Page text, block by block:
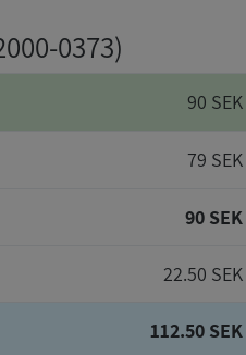
0373)
90 SEK
79 SEK
90 SEK
22.50 SEK
112.50 SEK